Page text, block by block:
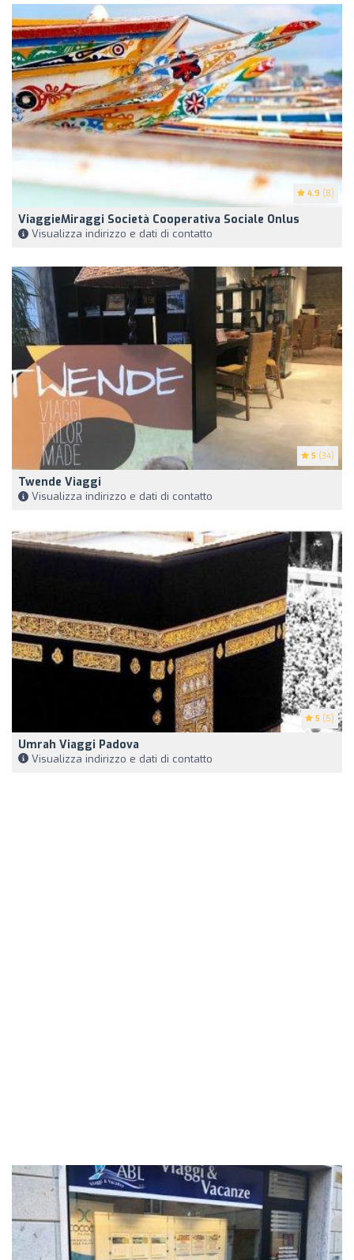
4.9 (8)
ViaggieMiraggi Società Cooperativa Sociale Onlus
Visualizza indirizzo e dati di contatto
5 (34)
Twende Viaggi
Visualizza indirizzo e dati di contatto
5 (5)
Umrah Viaggi Padova
Visualizza indirizzo e dati di contatto